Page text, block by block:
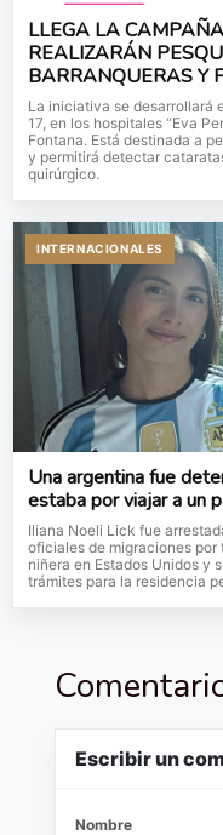
LLEGA LA
REALIZARÁN
BARRANQUERAS Y
La iniciativa se desarrollará
17, en los hospitales “Eva
Fontana. Está destinada a
y permitirá detectar
quirúrgico.
INTERNACIONALES
Una argentina fue
estaba por viajar a un
Iliana Noeli Lick fue
oficiales de migraciones
niñera en Estados Unidos y
trámites para la residencia
Escribir un
Nombre